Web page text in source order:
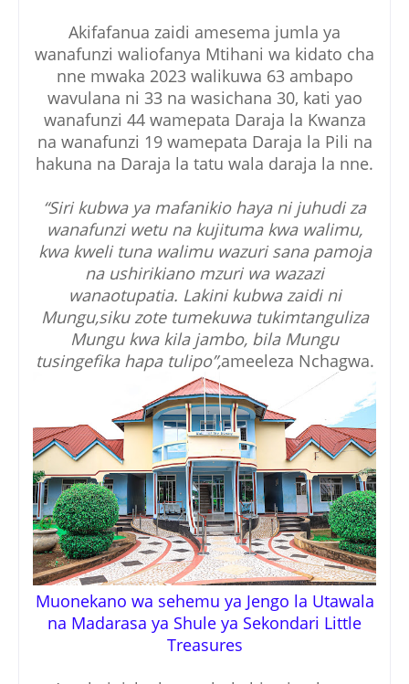
Akifafanua zaidi amesema jumla ya
wanafunzi waliofanya Mtihani wa kidato cha
nne mwaka 2023 walikuwa 63 ambapo
wavulana ni 33 na wasichana 30, kati yao
wanafunzi 44 wamepata Daraja la Kwanza
na wanafunzi 19 wamepata Daraja la Pili na
hakuna na Daraja la tatu wala daraja la nne.
“Siri kubwa ya mafanikio haya ni juhudi za
wanafunzi wetu na kujituma kwa walimu,
kwa kweli tuna walimu wazuri sana pamoja
na ushirikiano mzuri wa wazazi
wanaotupatia. Lakini kubwa zaidi ni
Mungu,siku zote tumekuwa tukimtanguliza
Mungu kwa kila jambo, bila Mungu
tusingefika hapa tulipo”,ameeleza Nchagwa.
Muonekano wa sehemu ya Jengo la Utawala
na Madarasa ya Shule ya Sekondari Little
Treasures